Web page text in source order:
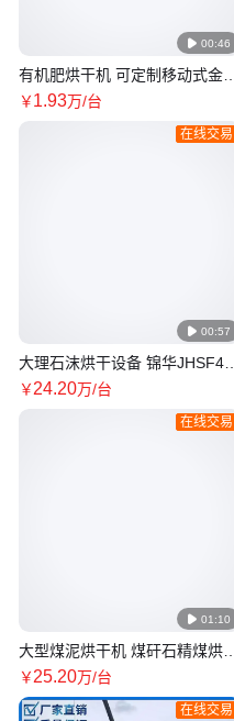
 00:46
有机肥烘干机 可定制移动式金属
粉末干燥设备 铁粉烘干干燥机
￥1.93万/台
 00:57
在线交易
大理石沫烘干设备 锦华JHSF400
石粉烘干机 滚筒结构 耐磨耐用
￥24.20万/台
 01:10
在线交易
大型煤泥烘干机 煤矸石精煤烘干
设备 褐煤烘干现场 锦华制造机
械厂
￥25.20万/台
在线交易